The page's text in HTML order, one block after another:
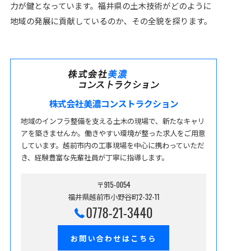
力が鍵となっています。福井県の土木技術がどのように
地域の発展に貢献しているのか、その全貌を探ります。
株式会社美濃コンストラクション
地域のインフラ整備を支える土木の現場で、新たなキャリ
アを築きませんか。働きやすい環境が整った求人をご用意
しています。越前市内の工事現場を中心に携わっていただ
き、経験豊富な先輩社員が丁寧に指導します。
〒915-0054
福井県越前市小野谷町2-32-11
0778-21-3440
お問い合わせはこちら